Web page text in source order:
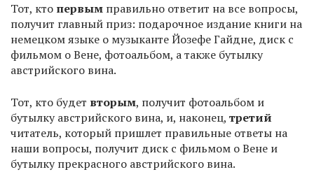
Тот, кто первым правильно ответит на все вопросы,
получит главный приз: подарочное издание книги на
немецком языке о музыканте Йозефе Гайдне, диск с
фильмом о Вене, фотоальбом, а также бутылку
австрийского вина.
Тот, кто будет вторым, получит фотоальбом и
бутылку австрийского вина, и, наконец, третий
читатель, который пришлет правильные ответы на
наши вопросы, получит диск с фильмом о Вене и
бутылку прекрасного австрийского вина.